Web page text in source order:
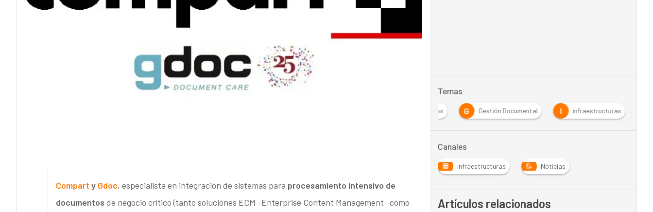
Compart y Gdoc, especialista en integración de sistemas para procesamiento intensivo de
documentos de negocio crítico (tanto soluciones ECM -Enterprise Content Management- como
Temas
Acuerdos G Gestión Documental I infraestructuras
Canales
Infraestructuras Noticias
Artículos relacionados